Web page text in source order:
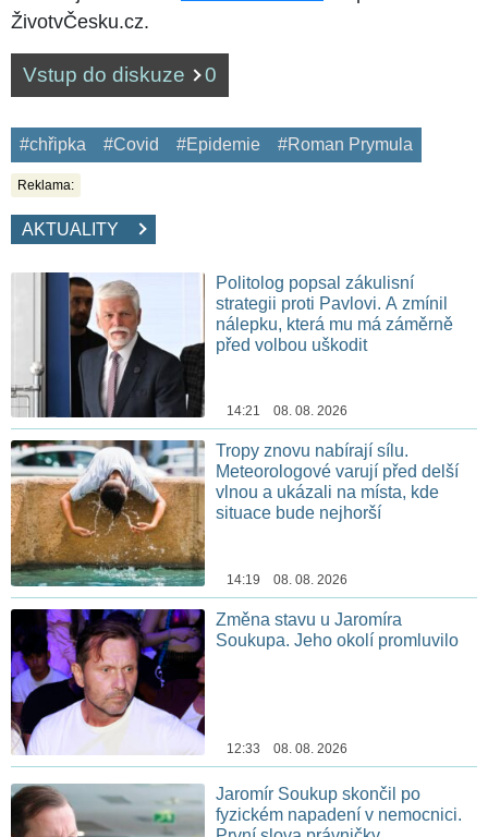
ŽivotvČesku.cz.
Vstup do diskuze 0
#chřipka #Covid #Epidemie #Roman Prymula
Reklama:
AKTUALITY
Politolog popsal zákulisní
strategii proti Pavlovi. A zmínil
nálepku, která mu má záměrně
před volbou uškodit
14:21 08. 08. 2026
Tropy znovu nabírají sílu.
Meteorologové varují před delší
vlnou a ukázali na místa, kde
situace bude nejhorší
14:19 08. 08. 2026
Změna stavu u Jaromíra
Soukupa. Jeho okolí promluvilo
12:33 08. 08. 2026
Jaromír Soukup skončil po
fyzickém napadení v nemocnici.